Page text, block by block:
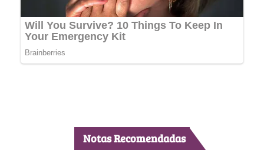
Notas Recomendadas